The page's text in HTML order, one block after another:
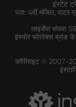
इंस्टेंट
पता: 4वीं मंजिल, वाटर
लाइसेंस संख्या
इंश्योर फोररेक्स ब्रांड
कॉपीराइट © 2007-